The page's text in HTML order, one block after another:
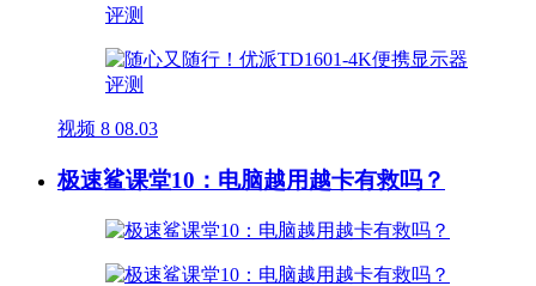
视频 8 08.03
极速鲨课堂10：电脑越用越卡有救吗？